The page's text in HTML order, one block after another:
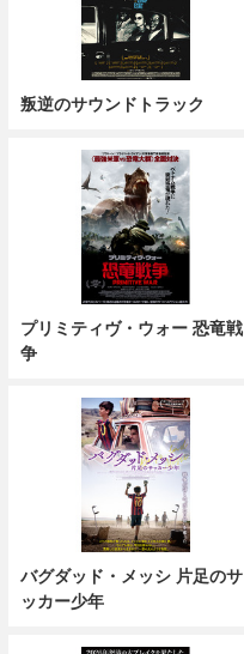
叛逆のサウンドトラック
プリミティヴ・ウォー 恐竜戦
争
バグダッド・メッシ 片足のサ
ッカー少年